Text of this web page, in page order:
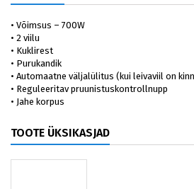
• Võimsus – 700W
• 2 viilu
• Kuklirest
• Purukandik
• Automaatne väljalülitus (kui leivaviil on
• Reguleeritav pruunistuskontrollnupp
• Jahe korpus
TOOTE ÜKSIKASJAD